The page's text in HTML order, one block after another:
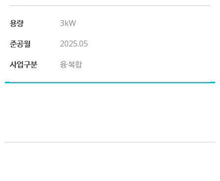
용량
3kW
준공월
2025.05
사업구분
융·복합